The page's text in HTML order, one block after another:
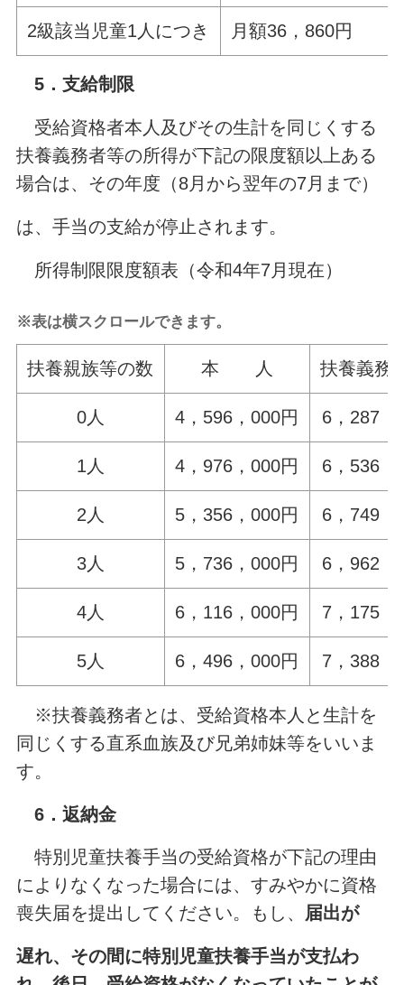
2級該当児童1人につき 月額36，860円
5．支給制限
受給資格者本人及びその生計を同じくする
扶養義務者等の所得が下記の限度額以上ある
場合は、その年度（8月から翌年の7月まで）
は、手当の支給が停止されます。
所得制限限度額表（令和4年7月現在）
※表は横スクロールできます。
扶養親族等の数 本 人 扶養義務
0人 4，596，000円 6，287，
1人 4，976，000円 6，536，
2人 5，356，000円 6，749，
3人 5，736，000円 6，962，
4人 6，116，000円 7，175，
5人 6，496，000円 7，388，
※扶養義務者とは、受給資格本人と生計を
同じくする直系血族及び兄弟姉妹等をいいま
す。
6．返納金
特別児童扶養手当の受給資格が下記の理由
によりなくなった場合には、すみやかに資格
喪失届を提出してください。もし、 届出が
遅れ、その間に特別児童扶養手当が支払わ